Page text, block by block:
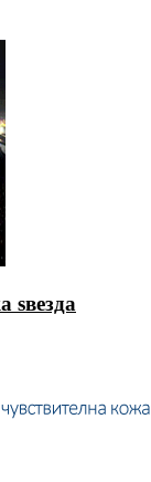
ѕвезда